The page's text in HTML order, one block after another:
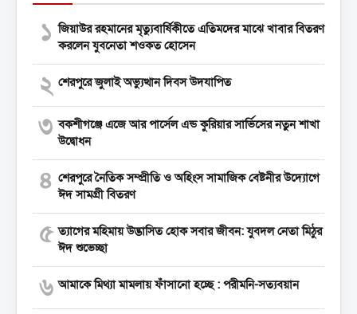
১ জিয়াউর রহমানের মৃত্যুবার্ষিকীতে এতিমদের মাঝে খাবার বিতরণ
করলেন যুবনেতা শওকত হোসেন
২ শেরপুরে জুলাই অভ্যুত্থান দিবস উদযাপিত
৩ বকশীগঞ্জে এজে আর পার্সেল এন্ড কুরিয়ার সার্ভিসের নতুন শাখা
উদ্বোধন
৪ শেরপুরে নৈতিক সম্প্রীতি ও অহিংস সামাজিক বেষ্টনীর উদ্যোগে
ঈদ সামগ্রী বিতরণ
৫ ‎ত্যাগের মহিমায় উদ্ভাসিত হোক সবার জীবন: যুবদল নেতা মিঠুর
ঈদ শুভেচ্ছা
৬ আমাকে মিথ্যা মামলায় ফাঁসানো হচ্ছে : পরীমনি-সত্যবয়ান